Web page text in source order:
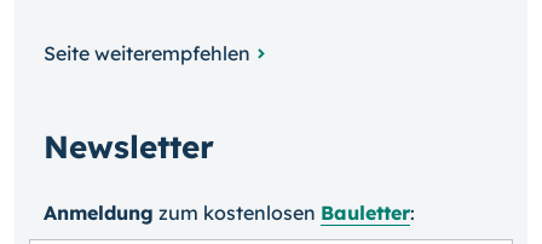
Seite weiterempfehlen
Newsletter
Anmeldung zum kosten­losen Bauletter: